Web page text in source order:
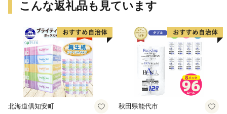
こんな返礼品も見ています
北海道倶知安町 秋田県能代市